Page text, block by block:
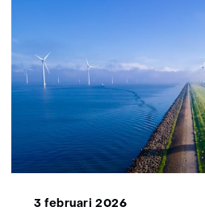
3 februari 2026